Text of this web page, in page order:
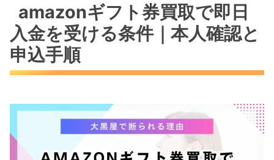
amazonギフト券買取で即日
入金を受ける条件｜本人確認と
申込手順